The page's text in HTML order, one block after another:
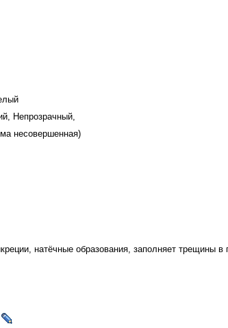
Непрозрачный,
несовершенная)
натёчные образования, заполняет трещины в